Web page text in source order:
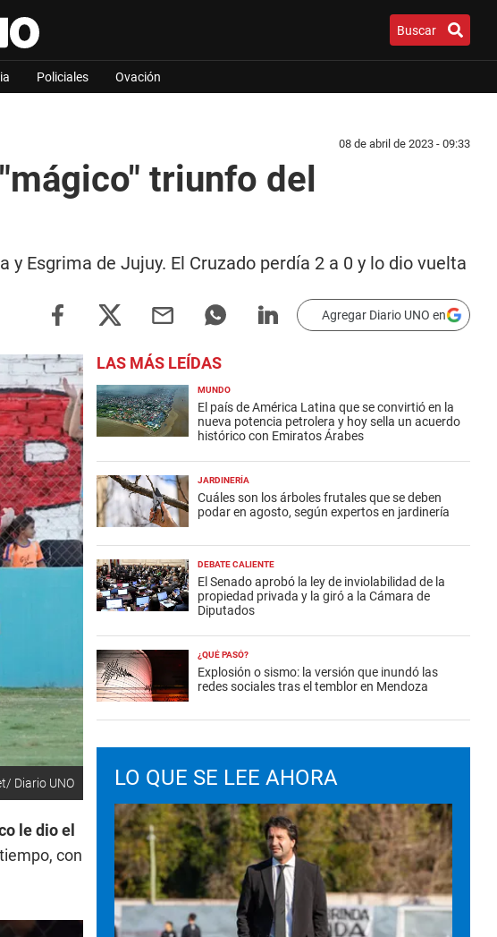
Buscar
Policiales Ovación
08 de abril de 2023 - 09:33
triunfo del
Esgrima de Jujuy. El Cruzado perdía 2 a 0 y lo dio vuelta
Agregar Diario UNO en
Diario UNO
le dio el
con
LAS MÁS LEÍDAS
MUNDO
El país de América Latina que se convirtió en la
nueva potencia petrolera y hoy sella un acuerdo
histórico con Emiratos Árabes
JARDINERÍA
Cuáles son los árboles frutales que se deben
podar en agosto, según expertos en jardinería
DEBATE CALIENTE
El Senado aprobó la ley de inviolabilidad de la
propiedad privada y la giró a la Cámara de
Diputados
¿QUÉ PASÓ?
Explosión o sismo: la versión que inundó las
redes sociales tras el temblor en Mendoza
LO QUE SE LEE AHORA